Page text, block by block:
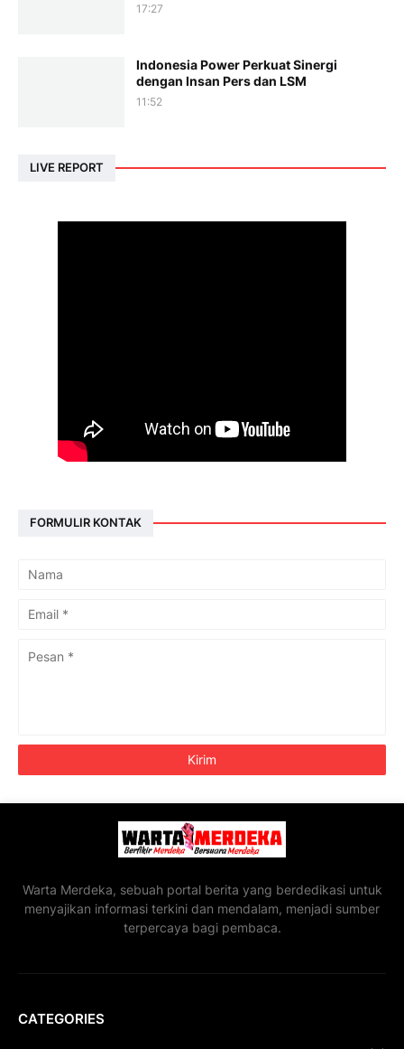
17:27
Indonesia Power Perkuat Sinergi
dengan Insan Pers dan LSM
11:52
LIVE REPORT
FORMULIR KONTAK
Warta Merdeka, sebuah portal berita yang berdedikasi untuk
menyajikan informasi terkini dan mendalam, menjadi sumber
terpercaya bagi pembaca.
CATEGORIES